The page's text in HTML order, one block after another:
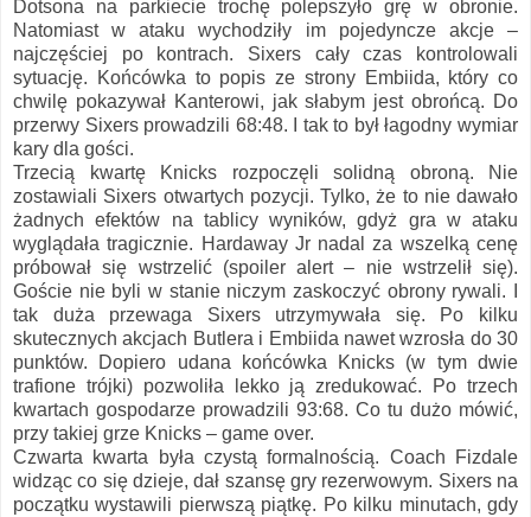
Dotsona na parkiecie trochę polepszyło grę w obronie.
Natomiast w ataku wychodziły im pojedyncze akcje –
najczęściej po kontrach. Sixers cały czas kontrolowali
sytuację. Końcówka to popis ze strony Embiida, który co
chwilę pokazywał Kanterowi, jak słabym jest obrońcą. Do
przerwy Sixers prowadzili 68:48. I tak to był łagodny wymiar
kary dla gości.
Trzecią kwartę Knicks rozpoczęli solidną obroną. Nie
zostawiali Sixers otwartych pozycji. Tylko, że to nie dawało
żadnych efektów na tablicy wyników, gdyż gra w ataku
wyglądała tragicznie. Hardaway Jr nadal za wszelką cenę
próbował się wstrzelić (spoiler alert – nie wstrzelił się).
Goście nie byli w stanie niczym zaskoczyć obrony rywali. I
tak duża przewaga Sixers utrzymywała się. Po kilku
skutecznych akcjach Butlera i Embiida nawet wzrosła do 30
punktów. Dopiero udana końcówka Knicks (w tym dwie
trafione trójki) pozwoliła lekko ją zredukować. Po trzech
kwartach gospodarze prowadzili 93:68. Co tu dużo mówić,
przy takiej grze Knicks – game over.
Czwarta kwarta była czystą formalnością. Coach Fizdale
widząc co się dzieje, dał szansę gry rezerwowym. Sixers na
początku wystawili pierwszą piątkę. Po kilku minutach, gdy